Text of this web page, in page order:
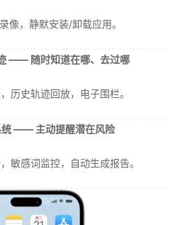
像，静默安装/卸载应用。
—— 随时知道在哪、去过哪
历史轨迹回放，电子围栏。
统 —— 主动提醒潜在风险
敏感词监控，自动生成报告。